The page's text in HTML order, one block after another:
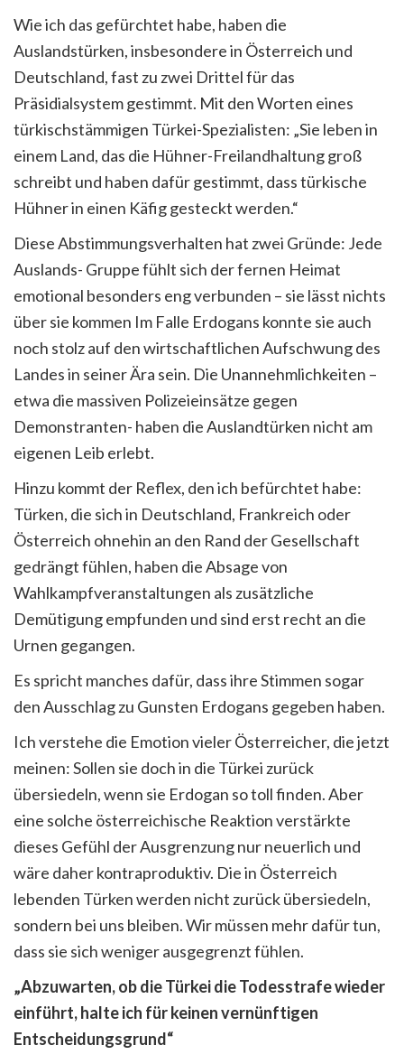
Wie ich das gefürchtet habe, haben die
Auslandstürken, insbesondere in Österreich und
Deutschland, fast zu zwei Drittel für das
Präsidialsystem gestimmt. Mit den Worten eines
türkischstämmigen Türkei-Spezialisten: „Sie leben in
einem Land, das die Hühner-Freilandhaltung groß
schreibt und haben dafür gestimmt, dass türkische
Hühner in einen Käfig gesteckt werden.“
Diese Abstimmungsverhalten hat zwei Gründe: Jede
Auslands- Gruppe fühlt sich der fernen Heimat
emotional besonders eng verbunden – sie lässt nichts
über sie kommen Im Falle Erdogans konnte sie auch
noch stolz auf den wirtschaftlichen Aufschwung des
Landes in seiner Ära sein. Die Unannehmlichkeiten –
etwa die massiven Polizeieinsätze gegen
Demonstranten- haben die Auslandtürken nicht am
eigenen Leib erlebt.
Hinzu kommt der Reflex, den ich befürchtet habe:
Türken, die sich in Deutschland, Frankreich oder
Österreich ohnehin an den Rand der Gesellschaft
gedrängt fühlen, haben die Absage von
Wahlkampfveranstaltungen als zusätzliche
Demütigung empfunden und sind erst recht an die
Urnen gegangen.
Es spricht manches dafür, dass ihre Stimmen sogar
den Ausschlag zu Gunsten Erdogans gegeben haben.
Ich verstehe die Emotion vieler Österreicher, die jetzt
meinen: Sollen sie doch in die Türkei zurück
übersiedeln, wenn sie Erdogan so toll finden. Aber
eine solche österreichische Reaktion verstärkte
dieses Gefühl der Ausgrenzung nur neuerlich und
wäre daher kontraproduktiv. Die in Österreich
lebenden Türken werden nicht zurück übersiedeln,
sondern bei uns bleiben. Wir müssen mehr dafür tun,
dass sie sich weniger ausgegrenzt fühlen.
„Abzuwarten, ob die Türkei die Todesstrafe wieder
einführt, halte ich für keinen vernünftigen
Entscheidungsgrund“